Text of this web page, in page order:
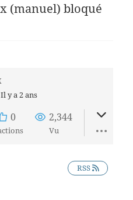
(manuel) bloqué
Il y a 2 ans
0 2,344
Vu
RSS